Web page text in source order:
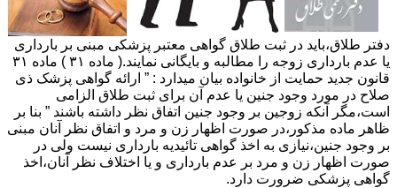
دفتر طلاق،باید در ثبت طلاق گواهی معتبر پزشکی مبنی بر بارداری
یا عدم بارداری زوجه را مطالبه و بایگانی نمایند.( ماده ۳۱ ) ماده ۳۱
قانون جدید حمایت از خانواده بیان میدارد : ” ارائه گواهی پزشک ذی
صلاح در مورد وجود جنین یا عدم آن برای ثبت طلاق الزامی
است،مگر آنکه زوجین بر وجود جنین اتفاق نظر داشته باشند ” بنا بر
ظاهر ماده مذکور،در صورت اظهار زن و مرد و اتفاق نظر آنان مبنی
بر وجود جنین،نیازی به اخذ گواهی تائیدیه بارداری نیست ولی در
صورت اظهار زن و مرد بر عدم بارداری و یا اختلاف نظر آنان،اخذ
گواهی پزشکی ضرورت دارد.